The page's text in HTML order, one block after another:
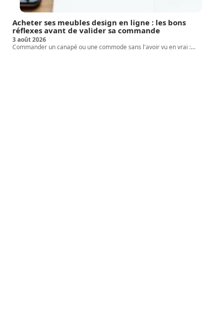
Acheter ses meubles design en ligne : les bons
réflexes avant de valider sa commande
3 août 2026
Commander un canapé ou une commode sans l'avoir vu en vrai :…